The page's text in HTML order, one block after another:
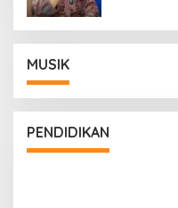
MUSIK
PENDIDIKAN